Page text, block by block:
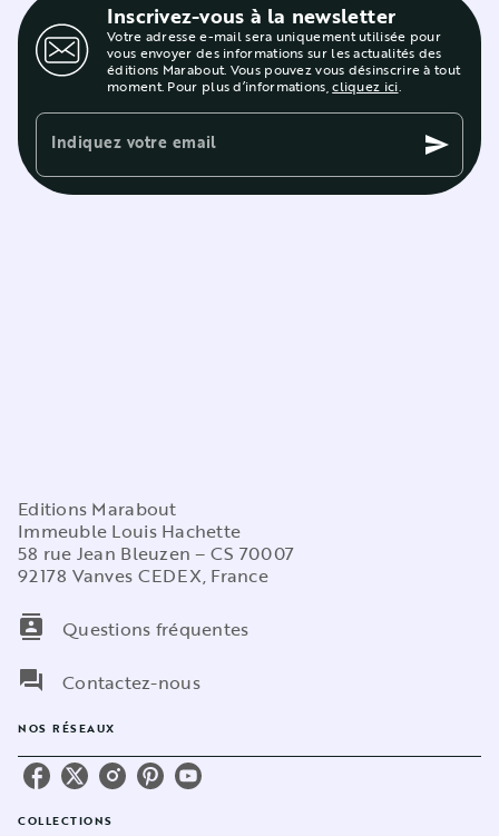
Inscrivez-vous à la newsletter
Votre adresse e-mail sera uniquement utilisée pour
vous envoyer des informations sur les actualités des
éditions Marabout. Vous pouvez vous désinscrire à tout
moment. Pour plus d’informations,cliquez ici.
Indiquez votre email send
Editions Marabout
Immeuble Louis Hachette
58 rue Jean Bleuzen – CS 70007
92178 Vanves CEDEX, France
contacts
Questions fréquentes
question_answer
Contactez-nous
NOS RÉSEAUX
COLLECTIONS